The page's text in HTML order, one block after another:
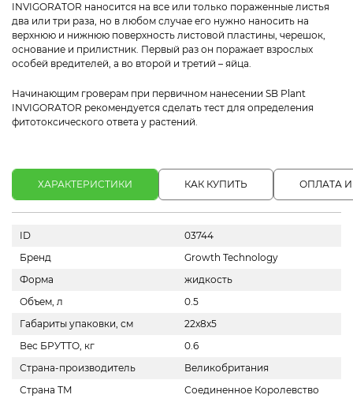
INVIGORATOR наносится на все или только пораженные листья
два или три раза, но в любом случае его нужно наносить на
верхнюю и нижнюю поверхность листовой пластины, черешок,
основание и прилистник. Первый раз он поражает взрослых
особей вредителей, а во второй и третий – яйца.
Начинающим гроверам при первичном нанесении SB Plant
INVIGORATOR рекомендуется сделать тест для определения
фитотоксического ответа у растений.
ХАРАКТЕРИСТИКИ КАК КУПИТЬ ОПЛАТА
ID
03744
Бренд
Growth Technology
Форма
жидкость
Объем, л
0.5
Габариты упаковки, см
22x8x5
Вес БРУТТО, кг
0.6
Страна-производитель
Великобритания
Страна ТМ
Соединенное Королевство